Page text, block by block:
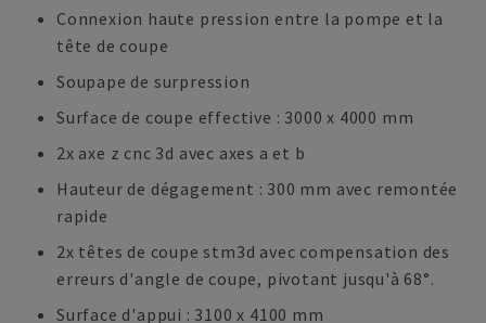
Connexion haute pression entre la pompe et la
tête de coupe
Soupape de surpression
Surface de coupe effective : 3000 x 4000 mm
2x axe z cnc 3d avec axes a et b
Hauteur de dégagement : 300 mm avec remontée
rapide
2x têtes de coupe stm3d avec compensation des
erreurs d'angle de coupe, pivotant jusqu'à 68°.
Surface d'appui : 3100 x 4100 mm